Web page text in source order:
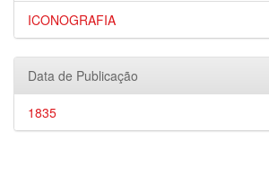
ICONOGRAFIA
Data de Publicação
1835